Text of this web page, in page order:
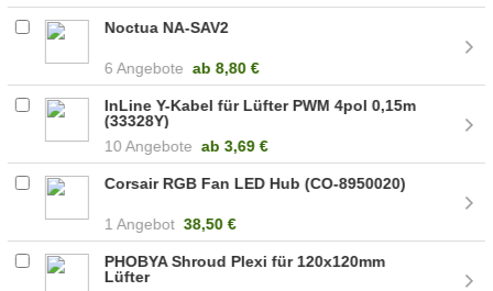
Noctua NA-SAV2
6 Angebote ab 8,80 €
InLine Y-Kabel für Lüfter PWM 4pol 0,15m
(33328Y)
10 Angebote ab 3,69 €
Corsair RGB Fan LED Hub (CO-8950020)
1 Angebot 38,50 €
PHOBYA Shroud Plexi für 120x120mm
Lüfter